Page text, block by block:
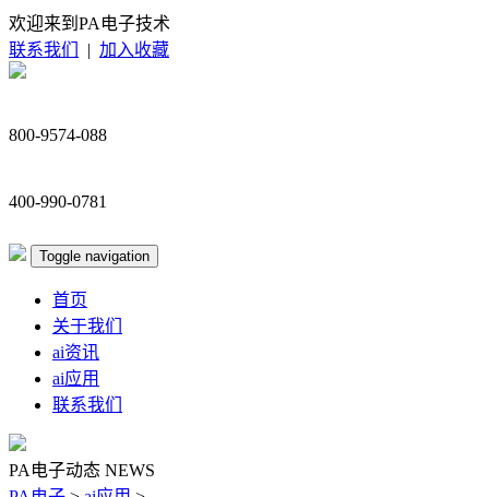
欢迎来到PA电子技术
联系我们
| 加入收藏
800-9574-088
400-990-0781
Toggle navigation
首页
关于我们
ai资讯
ai应用
联系我们
PA电子动态 NEWS